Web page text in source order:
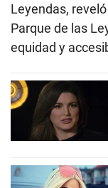
Leyendas,
Parque de las
equidad y